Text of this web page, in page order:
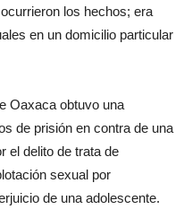
los hechos; era
en un domicilio particular
Oaxaca obtuvo una
de prisión en contra de una
el delito de trata de
sexual por
de una adolescente.